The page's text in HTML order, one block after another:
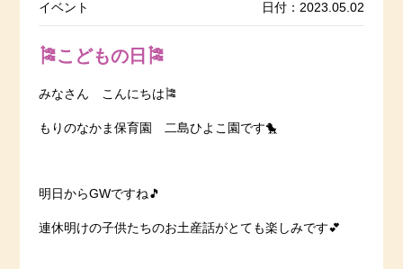
イベント 日付：2023.05.02
🎏こどもの日🎏
みなさん こんにちは🎏
もりのなかま保育園 二島ひよこ園です🐤
明日からGWですね🎵
連休明けの子供たちのお土産話がとても楽しみです💕